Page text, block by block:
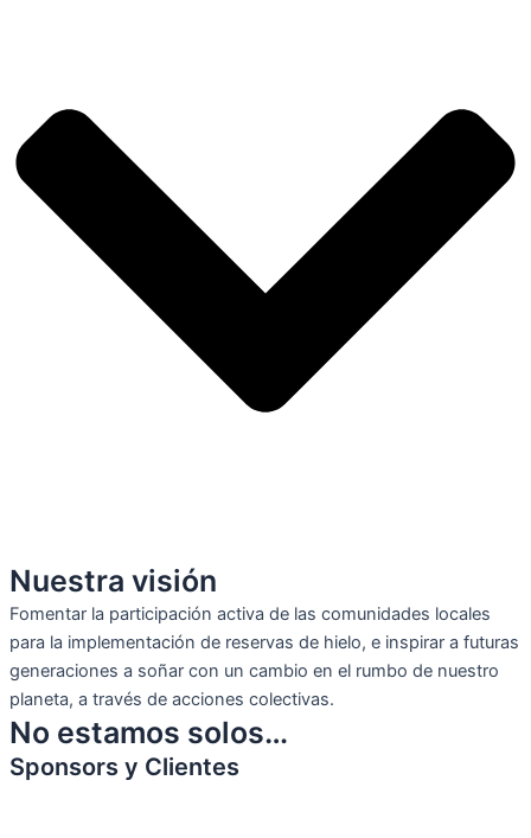
Nuestra visión
Fomentar la participación activa de las comunidades locales
para la implementación de reservas de hielo, e inspirar a futuras
generaciones a soñar con un cambio en el rumbo de nuestro
planeta, a través de acciones colectivas.
No estamos solos…
Sponsors y Clientes